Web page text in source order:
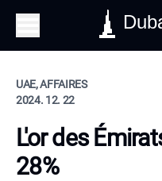
UAE, AFFAIRES
2024. 12. 22
L'or des
28%